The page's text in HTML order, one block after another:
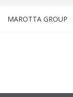
MAROTTA GROUP